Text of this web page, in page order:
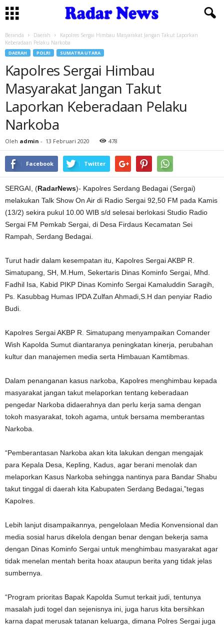
Beranda Daerah
Kapolres Sergai Himbau Masyarakat Jangan Takut Laporkan
Keberadaan Pelaku Narkoba
DAERAH POLRI SUMATRA UTARA
Kapolres Sergai Himbau
Masyarakat Jangan Takut
Laporkan Keberadaan Pelaku
Narkoba
Oleh admin - 13 Februari 2020 478
Facebook Twitter
SERGAI, (RadarNews)- Kapolres Serdang Bedagai (Sergai)
melakukan Talk Show On Air di Radio Sergai 92,50 FM pada Kamis
(13/2) sekira pukul 10.00 WIB s/d selesai berlokasi Studio Radio
Sergai FM Pemkab Sergai, di Desa Firdaus Kecamatan Sei
Rampah, Serdang Bedagai.
Turut hadir dalam kesempatan itu, Kapolres Sergai AKBP R.
Simatupang, SH, M.Hum, Sekertaris Dinas Kominfo Sergai, Mhd.
Fadhil Isa, Kabid PIKP Dinas Kominfo Sergai Kamaluddin Saragih,
Ps. Kasubbag Humas IPDA Zulfan Ahmadi,S.H dan penyiar Radio
Budi.
Kapolres Sergai AKBP R. Simatupang menyampaikan Comander
Wish Kapolda Sumut diantaranya peningkatan kinerja, perubahan
kultur dan manajemen media serta Himbauan Kamtibmas.
Dalam penanganan kasus narkoba, Kapolres menghimbau kepada
masyarakat jangan takut melaporkan tentang keberadaan
pengedar Narkoba didaerahnya dan perlu kerja sama dengan
tokoh masyarakat, tokoh agama, untuk bersama memberantas
Narkoba.
“Pemberantasan Narkoba akan kita lakukan dengan mengajak
para Kepala Desa, Kepling, Kadus, agar berani menolak dan
melaporkan Kasus Narkoba sehingga nantinya para Bandar Shabu
takut tinggal di daerah kita Kabupaten Serdang Bedagai,”tegas
Kapolres.
Lebih lanjut disampaikannya, pengelolaan Media Konvensional dan
media sosial harus dikelola dengan benar dengan bekerja sama
dengan Dinas Kominfo Sergai untuk menghimbau masyarakat agar
tidak menelan mentah berita hoax ataupun berita yang tidak jelas
sumbernya.
“Program prioritas Bapak Kapolda Sumut terkait judi, tentunya
masalah judi togel dan sejenisnya ini, juga harus kita bersihkan
karna dapat merusak tatanan keluarga, dimana Polres Sergai juga